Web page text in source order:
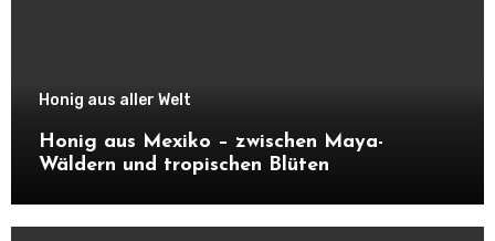
Honig aus aller Welt
Honig aus Mexiko – zwischen Maya-
Wäldern und tropischen Blüten